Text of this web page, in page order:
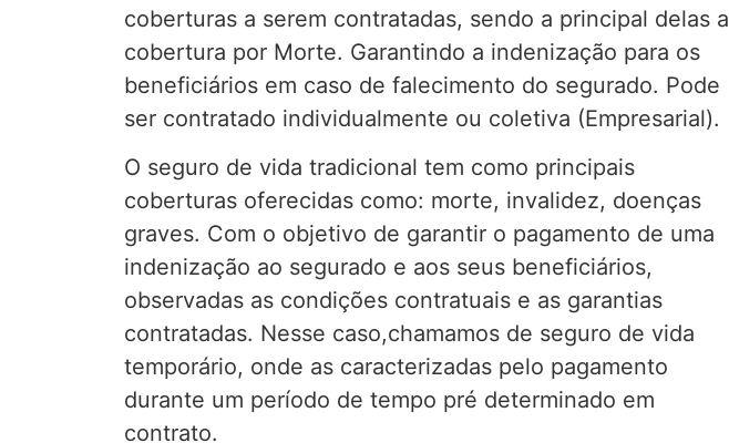
coberturas a serem contratadas, sendo a principal delas a
cobertura por Morte. Garantindo a indenização para os
beneficiários em caso de falecimento do segurado. Pode
ser contratado individualmente ou coletiva (Empresarial).
O seguro de vida tradicional tem como principais
coberturas oferecidas como: morte, invalidez, doenças
graves. Com o objetivo de garantir o pagamento de uma
indenização ao segurado e aos seus beneficiários,
observadas as condições contratuais e as garantias
contratadas. Nesse caso,chamamos de seguro de vida
temporário, onde as caracterizadas pelo pagamento
durante um período de tempo pré determinado em
contrato.